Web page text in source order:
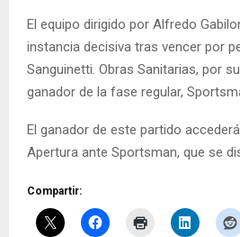
El equipo dirigido por Alfredo
instancia decisiva tras vencer por
Sanguinetti. Obras Sanitarias, por
ganador de la fase regular,
El ganador de este partido
Apertura ante Sportsman, que se
Compartir: